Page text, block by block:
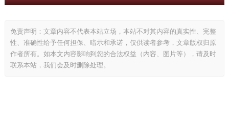
免责声明：文章内容不代表本站立场，本站不对其内容的真实性、完整
性、准确性给予任何担保、暗示和承诺，仅供读者参考，文章版权归原
作者所有。如本文内容影响到您的合法权益（内容、图片等），请及时
联系本站，我们会及时删除处理。